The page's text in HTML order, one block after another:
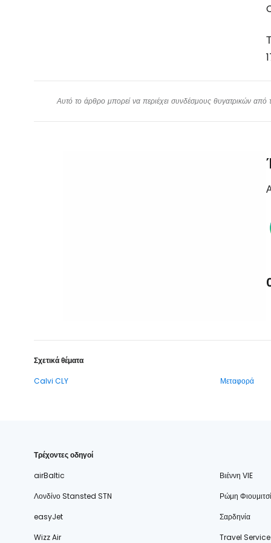
Αυτό το άρθρο μπορεί να περιέχει συνδέσμους θυγατρικών από
Σχετικά θέματα
Calvi CLY
Μεταφορά
Τρέχοντες οδηγοί
airBaltic
Βιέννη VIE
Λονδίνο Stansted STN
Ρώμη
easyJet
Σαρδηνία
Wizz Air
Travel Service